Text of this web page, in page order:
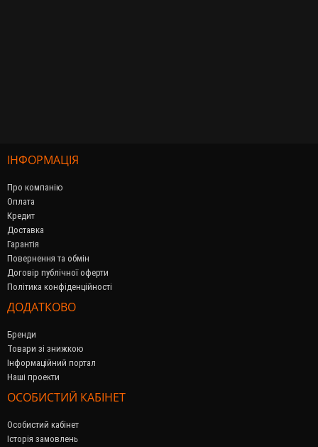
ІНФОРМАЦІЯ
Про компанію
Оплата
Кредит
Доставка
Гарантія
Повернення та обмін
Договір публічної оферти
Політика конфіденційності
ДОДАТКОВО
Бренди
Товари зі знижкою
Інформаційний портал
Наші проекти
ОСОБИСТИЙ КАБІНЕТ
Особистий кабінет
Історія замовлень